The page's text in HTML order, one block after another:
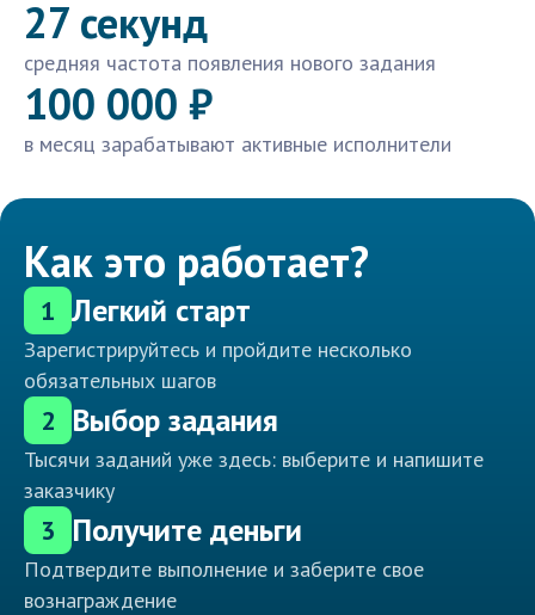
27 секунд
средняя частота появления нового задания
100 000 ₽
в месяц зарабатывают активные исполнители
Как это работает?
1 Легкий старт
Зарегистрируйтесь и пройдите несколько
обязательных шагов
2 Выбор задания
Тысячи заданий уже здесь: выберите и напишите
заказчику
3 Получите деньги
Подтвердите выполнение и заберите свое
вознаграждение